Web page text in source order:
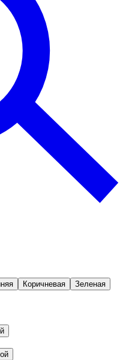
Коричневая Зеленая